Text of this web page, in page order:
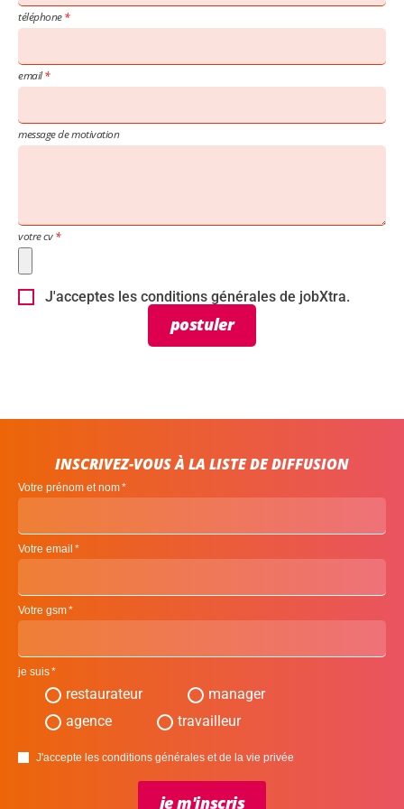
téléphone
email
message de motivation
votre cv
J'acceptes les conditions générales de jobXtra.
postuler
INSCRIVEZ-VOUS À LA LISTE DE DIFFUSION
Votre prénom et nom
Votre email
Votre gsm
je suis
restaurateur
manager
agence
travailleur
J'accepte les conditions générales et de la vie privée
je m'inscris